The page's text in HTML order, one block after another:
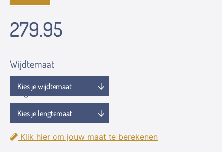
279.95
Wijdtemaat
Lengtemaat
Klik hier om jouw maat te berekenen